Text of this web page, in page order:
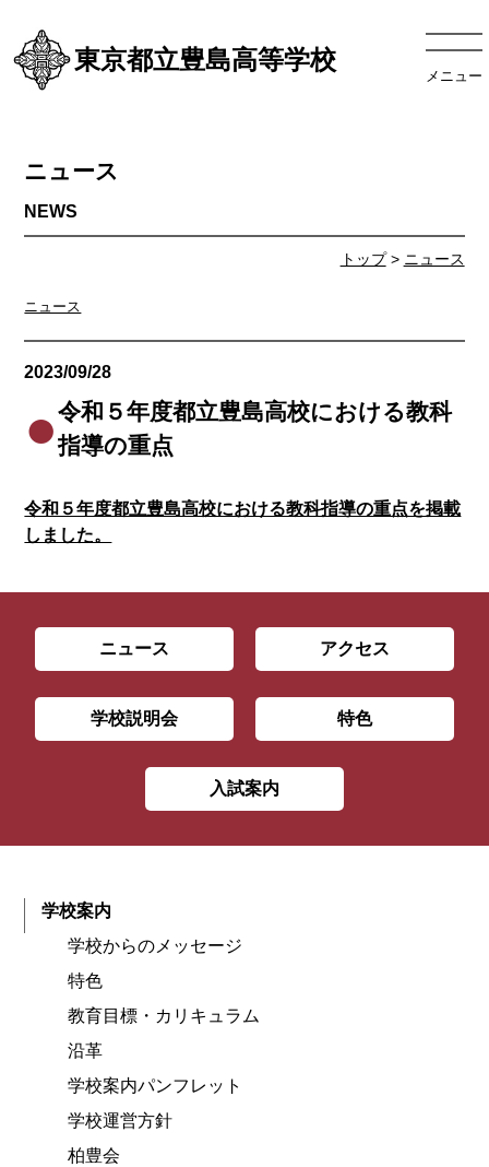
東京都立豊島高等学校
メニュー
トップ> ニュース
ニュース
ニュース
2023/09/28
令和５年度都立豊島高校における教科
指導の重点
令和５年度都立豊島高校における教科指導の重点を掲載
しました。
ニュース アクセス
学校説明会 特色
入試案内
学校案内
学校からのメッセージ
特色
教育目標・カリキュラム
沿革
学校案内パンフレット
学校運営方針
柏豊会